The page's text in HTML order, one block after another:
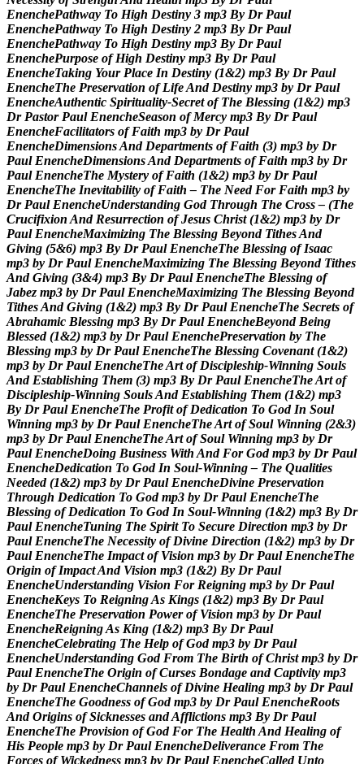
EnenchePathway To High Destiny 3 mp3 By Dr Paul
EnenchePathway To High Destiny 2 mp3 By Dr Paul
EnenchePathway To High Destiny mp3 By Dr Paul
EnenchePurpose of High Destiny mp3 By Dr Paul
EnencheTaking Your Place In Destiny (1&2) mp3 By Dr Paul
EnencheThe Preservation of LifeAnd Destiny mp3 by Dr Paul
EnencheAuthentic Spirituality-Secret of The Blessing (1&2) mp3
Dr Pastor Paul EnencheSeason of Mercy mp3 By Dr Paul
EnencheFacilitators of Faith mp3 by Dr Paul
EnencheDimensionsAnd Departments of Faith (3) mp3 by Dr
Paul EnencheDimensionsAnd Departments of Faith mp3 by Dr
Paul EnencheThe Mystery of Faith (1&2) mp3 by Dr Paul
EnencheThe Inevitability of Faith – The Need For Faith mp3 by
Dr Paul EnencheUnderstanding God Through The Cross – (The
Crucifixion And Resurrection of Jesus Christ (1&2) mp3 by Dr
Paul EnencheMaximizing The Blessing Beyond TithesAnd
Giving (5&6) mp3 By Dr Paul EnencheThe Blessing of Isaac
mp3 by Dr Paul EnencheMaximizing The Blessing Beyond Tithes
And Giving (3&4) mp3 By Dr Paul EnencheThe Blessing of
Jabez mp3 by Dr Paul EnencheMaximizing The Blessing Beyond
TithesAnd Giving (1&2) mp3 By Dr Paul EnencheThe Secrets of
Abrahamic Blessing mp3 By Dr Paul EnencheBeyond Being
Blessed (1&2) mp3 by Dr Paul EnenchePreservation by The
Blessing mp3 by Dr Paul EnencheThe Blessing Covenant (1&2)
mp3 by Dr Paul EnencheTheArt of Discipleship-Winning Souls
And Establishing Them (3) mp3 By Dr Paul EnencheTheArt of
Discipleship-Winning SoulsAnd Establishing Them (1&2) mp3
By Dr Paul EnencheThe Profit of Dedication To God In Soul
Winning mp3 by Dr Paul EnencheTheArt of Soul Winning (2&3)
mp3 by Dr Paul EnencheTheArt of Soul Winning mp3 by Dr
Paul EnencheDoing Business With And For God mp3 by Dr Paul
EnencheDedication To God In Soul-Winning – The Qualities
Needed (1&2) mp3 by Dr Paul EnencheDivine Preservation
Through Dedication To God mp3 by Dr Paul EnencheThe
Blessing of Dedication To God In Soul-Winning (1&2) mp3 By Dr
Paul EnencheTuning The Spirit To Secure Direction mp3 by Dr
Paul EnencheThe Necessity of Divine Direction (1&2) mp3 by Dr
Paul EnencheThe Impact of Vision mp3 by Dr Paul EnencheThe
Origin of ImpactAnd Vision mp3 (1&2) By Dr Paul
EnencheUnderstanding Vision For Reigning mp3 by Dr Paul
EnencheKeys To ReigningAs Kings (1&2) mp3 By Dr Paul
EnencheThe Preservation Power of Vision mp3 by Dr Paul
EnencheReigningAs King (1&2) mp3 By Dr Paul
EnencheCelebrating The Help of God mp3 by Dr Paul
EnencheUnderstanding God From The Birth of Christ mp3 by Dr
Paul EnencheThe Origin of Curses Bondage and Captivity mp3
by Dr Paul EnencheChannels of Divine Healing mp3 by Dr Paul
EnencheThe Goodness of God mp3 by Dr Paul EnencheRoots
And Origins of Sicknesses andAfflictions mp3 By Dr Paul
EnencheThe Provision of God For The Health And Healing of
His People mp3 by Dr Paul EnencheDeliverance From The
Forces of Wickedness mp3 by Dr Paul EnencheCalled Unto